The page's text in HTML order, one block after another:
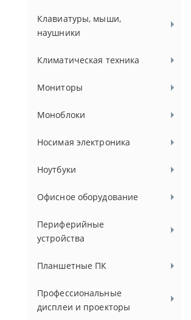
Клавиатуры, мыши,
наушники
Климатическая техника
Мониторы
Моноблоки
Носимая электроника
Ноутбуки
Офисное оборудование
Периферийные
устройства
Планшетные ПК
Профессиональные
дисплеи и проекторы